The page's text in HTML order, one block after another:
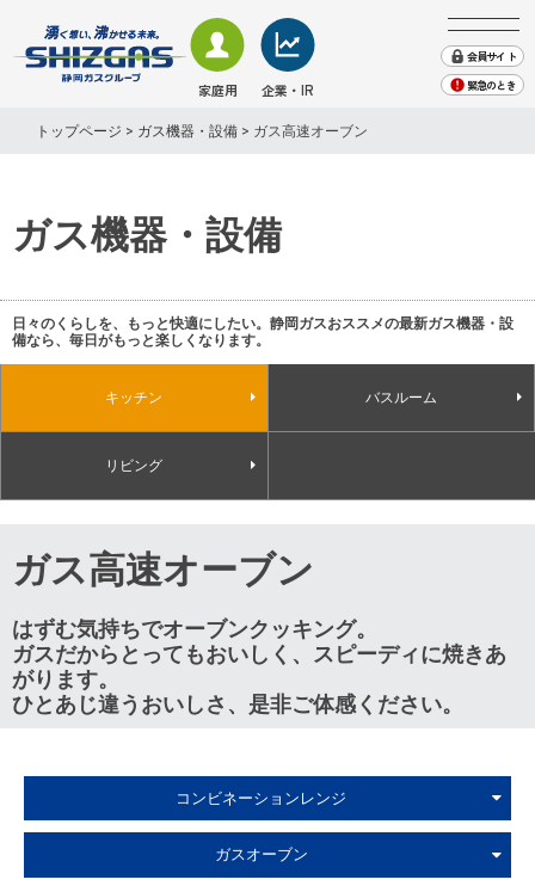
家庭用
ガス
電気
くらしサービス
ガス機器・設備
料理教室のお申し込み
ガス
エネルギーソリューション
その他
業務用ガス機器情報
企業・IR
会社案内
サステナビリティ
会員サイト
緊急のとき
株主・投資家情報
プレスリリース・お知らせ
SHIZGAS TIMES（取組み)
English
トップページ > ガス機器・設備 > ガス高速オーブン
ガス機器・設備
日々のくらしを、もっと快適にしたい。静岡ガスおススメの最新ガス機器・設
備なら、毎日がもっと楽しくなります。
キッチン バスルーム
リビング
ガス高速オーブン
はずむ気持ちでオーブンクッキング。
ガスだからとってもおいしく、スピーディに焼きあ
がります。
ひとあじ違うおいしさ、是非ご体感ください。
コンビネーションレンジ
ガスオーブン